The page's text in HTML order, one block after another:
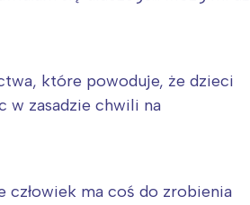
które powoduje, że dzieci
w zasadzie chwili na
człowiek ma coś do zrobienia